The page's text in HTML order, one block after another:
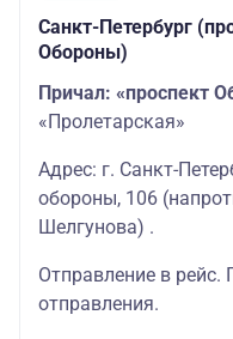
Санкт-Петербург
Обороны)
Причал: «проспект
«Пролетарская»
Адрес: г. Санкт-
обороны, 106
Шелгунова) .
Отправление в рейс.
отправления.